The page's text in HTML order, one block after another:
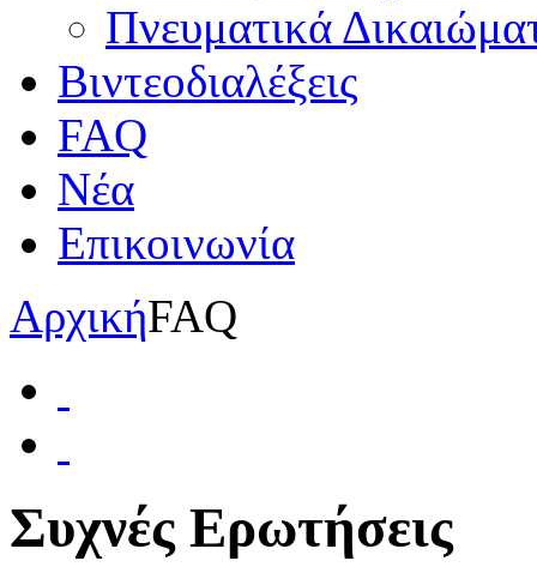
Πνευματικά
Βιντεοδιαλέξεις
FAQ
Νέα
Επικοινωνία
ΑρχικήFAQ
Συχνές Eρωτήσεις